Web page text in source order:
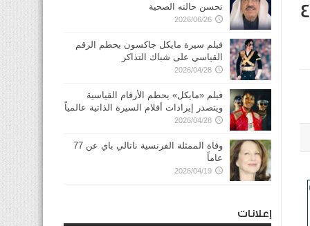
سحب الجنسية الكويتية من 8 مواطنين.. منهم 4
تحسن حالته الصحية
2026/06/26
فيلم سيرة مايكل جاكسون يحطم الرقم
القياسي على شباك التذاكر
2026/04/28
فيلم «مايكل» يحطم الأرقام القياسية
ويتصدر إيرادات أفلام السيرة الذاتية عالمياً
2026/04/28
وفاة الممثلة الفرنسية ناتالي باي عن 77
عاماً
2026/04/19
إعلانات